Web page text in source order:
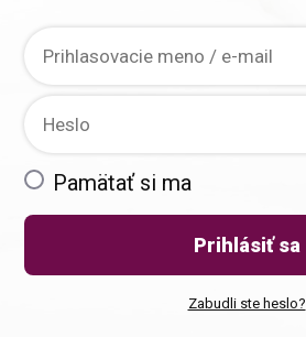
Pamätať si ma
Prihlásiť sa
Zabudli ste heslo?